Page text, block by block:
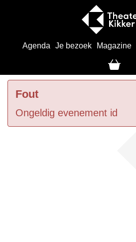
Agenda Je bezoek Magazine
Fout
Ongeldig evenement id